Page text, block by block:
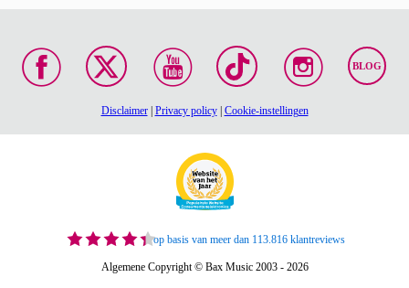
BLOG
Disclaimer| Privacy policy| Cookie-instellingen
op basis van meer dan 113.816 klantreviews
Algemene Copyright © Bax Music 2003 - 2026